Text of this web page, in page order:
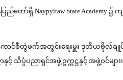
ရှိ Naypyitaw State Academy ၌
စီတွဲဖက်အတွင်းရေးမှူး ဒုတိယဗိုလ်ချုပ်ကြီ
ဇာနှင့် သိပ္ပံပညာရှင်အဖွဲ့ဥက္ကဋ္ဌနှင့် အဖွဲ့ဝင်မ